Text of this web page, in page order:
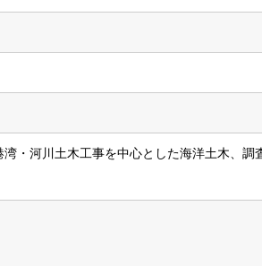
・河川土木工事を中心とした海洋土木、調